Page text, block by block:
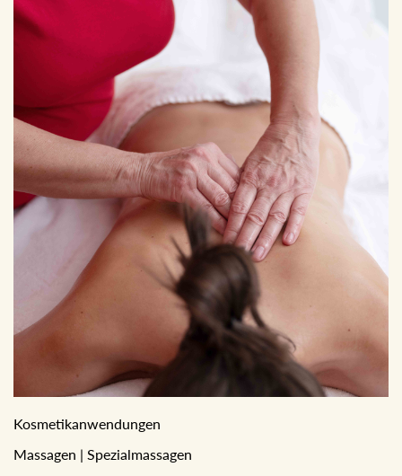
Kosmetikanwendungen
Massagen | Spezialmassagen